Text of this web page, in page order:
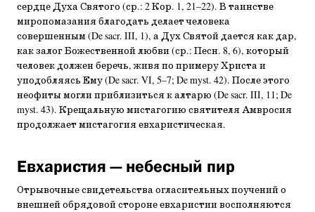
сердце Духа Святого (ср.: 2 Кор. 1, 21–22). В таинстве
миропомазания благодать делает человека
совершенным (De sacr. III, 1), а Дух Святой дается как дар,
как залог Божественной любви (ср.: Песн. 8, 6), который
человек должен беречь, живя по примеру Христа и
уподобляясь Ему (De sacr. VI, 5–7; De myst. 42). После этого
неофиты могли приблизиться к алтарю (De sacr. III, 11; De
myst. 43). Крещальную мистагогию святителя Амвросия
продолжает мистагогия евхаристическая.
Евхаристия — небесный пир
Отрывочные свидетельства огласительных поучений о
внешней обрядовой стороне евхаристии восполняются